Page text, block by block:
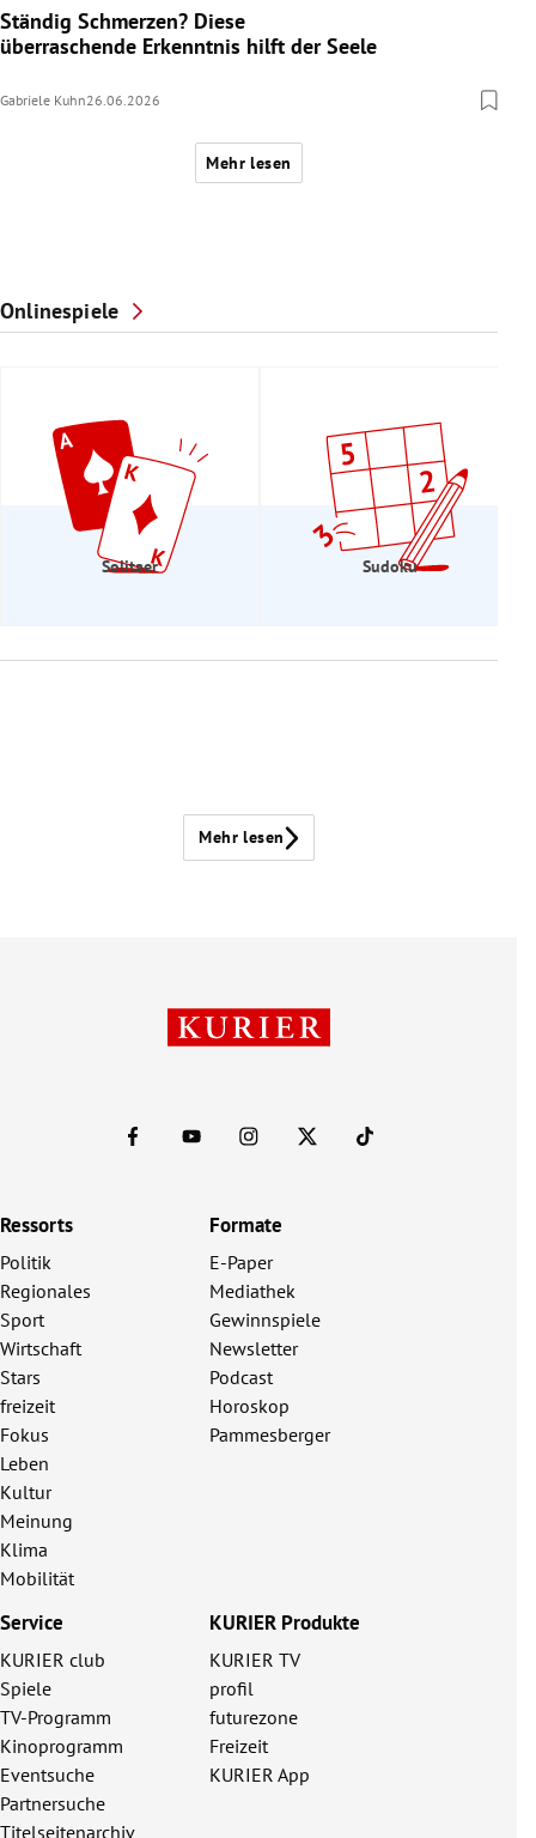
Ständig Schmerzen? Diese
überraschende Erkenntnis hilft der Seele
Gabriele Kuhn26.06.2026
Mehr lesen
Onlinespiele
Solitaer Sudoku
Mehr lesen
Ressorts
Politik
Regionales
Sport
Wirtschaft
Stars
freizeit
Fokus
Leben
Kultur
Meinung
Klima
Mobilität
Formate
E-Paper
Mediathek
Gewinnspiele
Newsletter
Podcast
Horoskop
Pammesberger
Service
KURIER club
Spiele
TV-Programm
Kinoprogramm
Eventsuche
Partnersuche
Titelseitenarchiv
KURIER Produkte
KURIER TV
profil
futurezone
Freizeit
KURIER App